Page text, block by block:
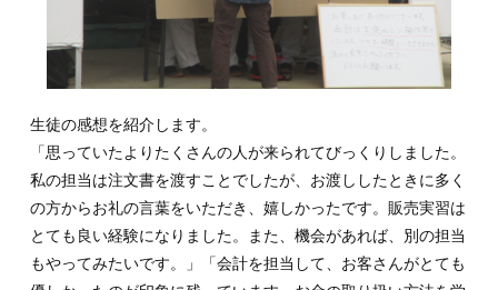
生徒の感想を紹介します。
「思っていたよりたくさんの人が来られてびっくりしました。
私の担当は注文書を渡すことでしたが、お渡ししたときに多く
の方からお礼の言葉をいただき、嬉しかったです。販売実習は
とても良い経験になりました。また、機会があれば、別の担当
もやってみたいです。」「会計を担当して、お客さんがとても